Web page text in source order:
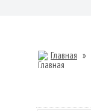
Главная »